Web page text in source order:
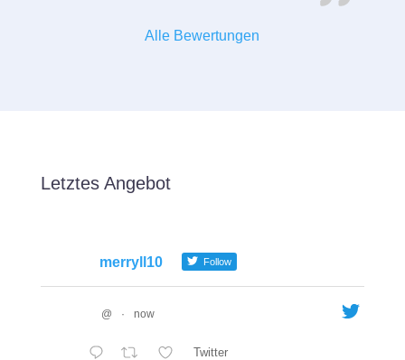
Alle Bewertungen
Letztes Angebot
merryll10 Follow
@ · now
Twitter